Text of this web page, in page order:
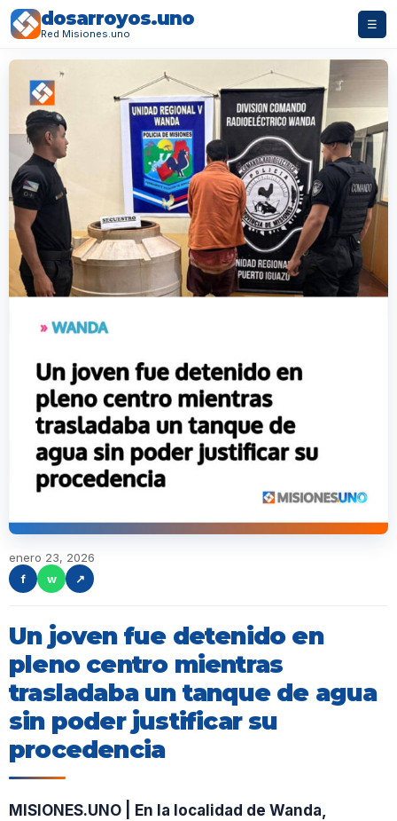
dosarroyos.uno
Red Misiones.uno
☰
enero 23, 2026
f
w ↗
Un joven fue detenido en
pleno centro mientras
trasladaba un tanque de agua
sin poder justificar su
procedencia
MISIONES.UNO | En la localidad de Wanda,